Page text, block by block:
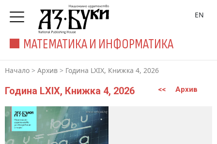
МАТЕМАТИКА И ИНФОРМАТИКА
EN
Начало > Архив > Година LXIX, Книжка 4, 2026
Година LXIX, Книжка 4, 2026 << Архив